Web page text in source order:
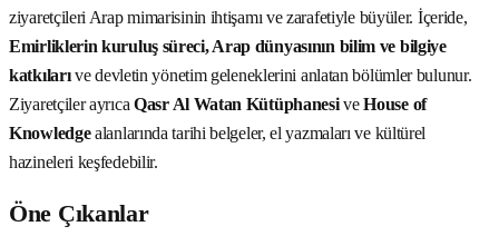
ziyaretçileri Arap mimarisinin ihtişamı ve zarafetiyle büyüler. İçeride,
Emirliklerin kuruluş süreci, Arap dünyasının bilim ve bilgiye
katkılarıve devletin yönetim geleneklerini anlatan bölümler bulunur.
Ziyaretçiler ayrıca Qasr Al Watan KütüphanesiveHouse of
Knowledgealanlarında tarihi belgeler, el yazmaları ve kültürel
hazineleri keşfedebilir.
Öne Çıkanlar